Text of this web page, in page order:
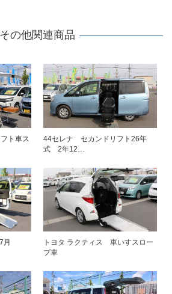
その他関連商品
ト車ス
44セレナ セカンドリフト26年
式 2年12…
トヨタ ラクティス 車いすスロー
プ車